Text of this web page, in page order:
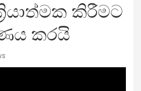
කිරීමට
කරයි